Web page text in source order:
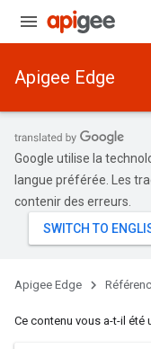
Apigee Edge
Google utilise la
langue préférée. Les
contenir des erreurs.
Apigee Edge
Ce contenu vous a-t-il été